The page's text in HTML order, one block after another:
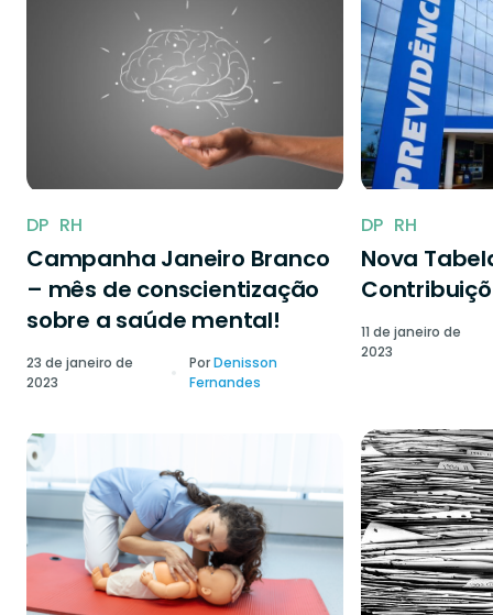
DP RH
Campanha Janeiro Branco
– mês de conscientização
sobre a saúde mental!
23 de janeiro de
2023
PorDenisson
Fernandes
DP RH
Nova
11 de janeiro de
2023